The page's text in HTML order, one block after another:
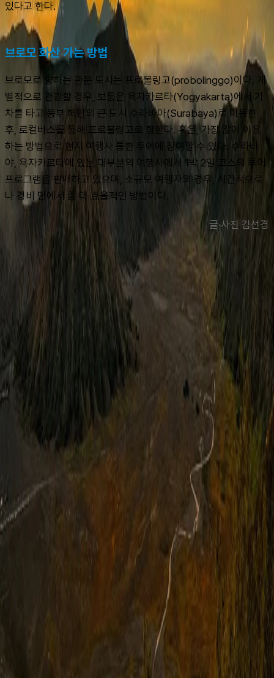
있다고 한다.
브로모 화산 가는 방법
브로모로 향하는 관문 도시는 프로볼링고(probolinggo)이다. 개
별적으로 관광할 경우, 보통은 욕자카르타(Yogyakarta)에서 기
차를 타고 동부 해안의 큰 도시 수라바아(Surabaya)로 이동한
후, 로컬버스를 통해 프로볼링고로 향한다. 혹은, 가장 많이 이용
하는 방법으로 현지 여행사 통한 투어에 참여할 수 있다. 수라바
야, 욕자카르타에 있는 대부분의 여행사에서 1박 2일 코스의 투어
프로그램을 판매하고 있으며, 소규모 여행자의 경우, 시간적으로
나 경비 면에서 좀 더 효율적인 방법이다.
글·사진 김선경
맨 위로
유럽
아시아
아프리카
중남미
북미
오세아니아
극지
99 different holidays
하이킹 & 트레킹
레일
애니멀
익스페디션
신발끈 정보
신발끈스토리
신발끈 정보